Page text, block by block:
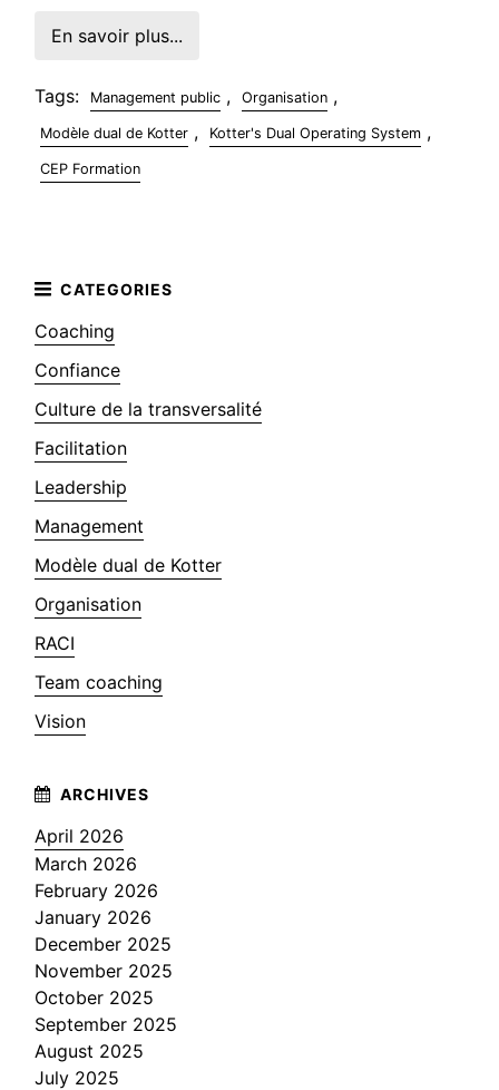
En savoir plus...
Tags: Management public , Organisation ,
Modèle dual de Kotter , Kotter's Dual Operating System ,
CEP Formation
Coaching
Confiance
Culture de la transversalité
Facilitation
Leadership
Management
Modèle dual de Kotter
Organisation
RACI
Team coaching
Vision
April 2026
March 2026
February 2026
January 2026
December 2025
November 2025
October 2025
September 2025
August 2025
July 2025